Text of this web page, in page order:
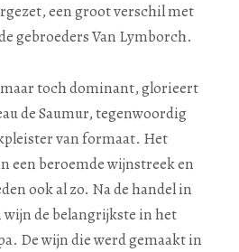
een groot verschil met
gebroeders Van Lymborch.
toch dominant, glorieert
de Saumur, tegenwoordig
van formaat. Het
een beroemde wijnstreek en
ook al zo. Na de handel in
wijn de belangrijkste in het
De wijn die werd gemaakt in